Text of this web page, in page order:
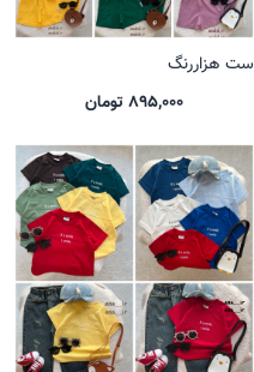
ست هزاررنگ
895,000 تومان